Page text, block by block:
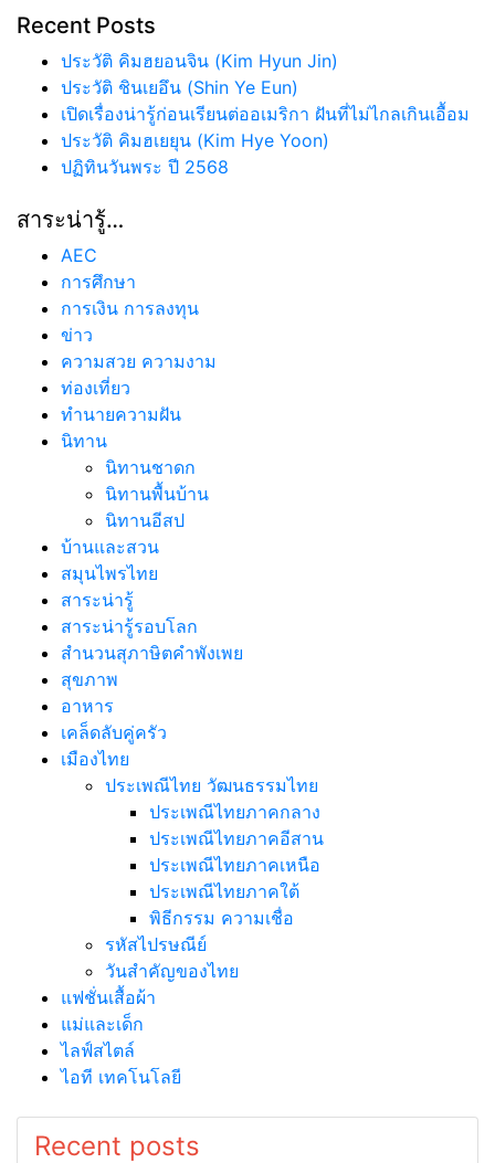
Recent Posts
ประวัติ คิมฮยอนจิน (Kim Hyun Jin)
ประวัติ ชินเยอึน (Shin Ye Eun)
เปิดเรื่องน่ารู้ก่อนเรียนต่ออเมริกา ฝันที่ไม่ไกลเกินเอื้อม
ประวัติ คิมฮเยยุน (Kim Hye Yoon)
ปฏิทินวันพระ ปี 2568
สาระน่ารู้…
AEC
การศึกษา
การเงิน การลงทุน
ข่าว
ความสวย ความงาม
ท่องเที่ยว
ทํานายความฝัน
นิทาน
นิทานชาดก
นิทานพื้นบ้าน
นิทานอีสป
บ้านและสวน
สมุนไพรไทย
สาระน่ารู้
สาระน่ารู้รอบโลก
สำนวนสุภาษิตคำพังเพย
สุขภาพ
อาหาร
เคล็ดลับคู่ครัว
เมืองไทย
ประเพณีไทย วัฒนธรรมไทย
ประเพณีไทยภาคกลาง
ประเพณีไทยภาคอีสาน
ประเพณีไทยภาคเหนือ
ประเพณีไทยภาคใต้
พิธีกรรม ความเชื่อ
รหัสไปรษณีย์
วันสำคัญของไทย
แฟชั่นเสื้อผ้า
แม่และเด็ก
ไลฟ์สไตล์
ไอที เทคโนโลยี
Recent posts